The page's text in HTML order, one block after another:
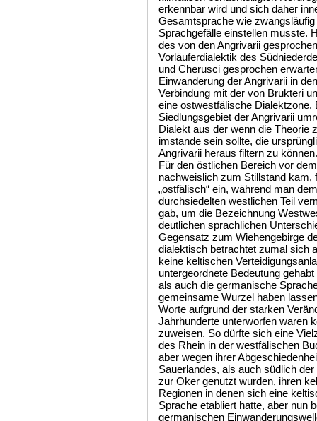
erkennbar wird und sich daher
Gesamtsprache wie
Sprachgefälle einstellen musste.
des von den Angrivarii
Vorläuferdialektik des
und Cherusci gesprochen
Einwanderung der Angrivarii in
Verbindung mit der von Brukteri
eine ostwestfälische
Siedlungsgebiet der Angrivarii
Dialekt aus der wenn die Theorie
imstande sein sollte, die
Angrivarii heraus filtern zu können.
Für den östlichen Bereich vor dem auch die Besiedlung der Angrivarii nachweislich zum Stillstand kam, führte man den sprachlichen Begriff „ostfälisch“ ein, während man dem von Brukterern stärker durchsiedelten westlichen Teil vermutlich den Namen Münsterländisch gab, um die Bezeichnung Westwestfälisch zu vermeiden. Da sich keine deutlichen sprachlichen Unterschiede hervor heben schien im Gegensatz zum Wiehengebirge der Rücken des Teutoburger Waldes dialektisch betrachtet zumal sich auf ihm bezeichnenderweise auch keine keltischen Verteidigungsanlagen feststellen ließen, nur eine untergeordnete Bedeutung gehabt zu haben. Auch wenn die keltische als auch die germanische Sprache im indogermanischen eine gemeinsame Wurzel haben lassen sich die in der Neuzeit benutzten Worte aufgrund der starken Veränderungen denen sie im Laufe der Jahrhunderte unterworfen waren keiner der beiden Strömungen mehr zuweisen. So dürfte sich eine Vielzahl von Worten die in Falen östlich des Rhein in der westfälischen Bucht, am Nordrand des Sauerlandes, aber wegen ihrer Abgeschiedenheit besonders innerhalb des Sauerlandes, als auch südlich der Mittelgebirge und östlich der Egge bis zur Oker genutzt wurden, ihren keltischen Einschlag bewahrt haben. Regionen in denen sich eine keltisch geprägte bodenständige Kultur und Sprache etabliert hatte, aber nun beide Völker im Zuge der germanischen Einwanderungswellen nach Süden zwang sprachlich aufeinander zugehen zu müssen. Wie sich die germanischen Stämme der Cherusker und Brukterer voneinander unterschieden und in welchen keltischen Räumen sie in der zweiten Hälfte des letzten vorchristlichen Jahrtausend Fuß fassten wird vergleichbar mit den Zuwanderungen der Angrivarii und Saxones nach der Jahrtausende gewesen sein. Stämme die über eine Gesamtbreite vom Rhein bis zur Elbe eine Nordsüdbewegung ausführten und dann in den kulturellen Sog jener Stämme gerieten unter denen sie sich sowohl niederließen, sie aber auch verdrängten. In Fortsetzung dieser Strömung war es die gallisch/römische Landmasse die zum Auslöser des rheinischen Fächers wurde im Zuge dessen die rechtsrheinischen Völker der Nieder - und Rheinfranken nach Westen drifteten. Die fälisch sprechenden Stämme soweit sie sich dem anschlossen nahmen ihren Dialekt mit, der sich im Verlauf mit den Dialekten der Rheinbevölkerung mischte. Die Nordvölker die lange vom Wiehengebirge zurück gehalten wurden bevor sie es überwanden verharrten letztlich im wesentlichen an der sprachlichen Trennlinie zum Oberdeutschen wofür geographisch der Diemelverlauf nahe der Benrather Linie steht. Eine gegen die Nordvölker gerichtete Sprachgrenze die nach dem Wiehengebirge den Charakter einer zweiten keltischen Auffanglinie besaß. An dieser Lautschwelle setzte die keltisch geprägte sprachliche Dominanz des Oberdeutschen ein was darauf hindeutet, dass sich im hessischen Sprachraum die keltische Kultur als langlebiger erwies. Es waren die Flüsse und Gebirge die seit prähistorischen Zeiten die Landschaften prägten und über die Stammeszugehörigkeiten hinaus auch über die Verteidigungsbündnisse entschieden. So beeinflusste auch immer die Geographie die Sprachsektoren und womit sich auch die Rheingermanen von den Wesergermanen unterscheidbar macht, die man gerne in einem Atemzug nennt. Denn während sich die eine Zivilisation an der Fließrichtung der dem Rhein zugewandten Flüsse orientierte waren es für die andere Kultur die Zuläufe zur Weser. Grundsatzüberlegungen die mit dazu beitragen ein Verständnis für die frühen fälischen Verhältnisse zu entwickeln. Waren es im westlichen Westfalen wo Usipeter, Sugambrer, Marser und Tenkterer einen Vorläuferdialekt des Westniederdeutschen gesprochen haben dürften, so folgten östlich von ihnen in der westfälischen Bucht die Brukterer die im Zuge der römischen Zwangsumsiedlungen vermutlich in ihren südöstlichen Stammesgebieten Lebensraum an Marser und Sugambrer abtraten und den Durchzug der angilischen Sueben erlebten, bevor diese östlich und nordöstlich der Egge auf die Wohngebiete der Cherusker trafen. Jene um das Jahr Null ebenfalls verdrängten angilischen Sueben die sich im Suebengau nördlich des Harzes ansiedelten und die auch die Cherusker passieren ließen, bevor diese ihre neuen Siedlungsgebiete erreichten. So waren es vermutlich auch diese Angili auf die sich die Inschrift am Corveyer Westwerk bezieht, da sie für die neue römische Provinz eine Gefahr hätten darstellen können, vor denen sie sich mittels Mauern schützen wollten und sich daher der Unterstützung der Cherusker versicherten. Von diesen Veränderungen waren die Angrivarii lange ausgenommen da sie sich nördlich des Wiehengebirges bis zum Jahr 16 + den römischen Angriffen entziehen konnten, sich auch nicht an der Varusschlacht beteiligt hatten und Teile von ihnen erst nach